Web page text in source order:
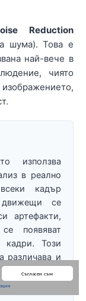
Съгласен съм
Reduction
шума). Това е
най-вече в
чиято
използва
в реално
кадър
движещи се
артефакти,
появяват
кадри. Този
различава и
шум, и да ги